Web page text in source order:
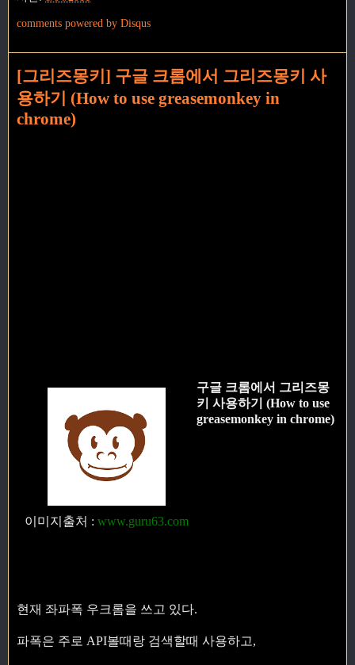
comments powered by Disqus
[그리즈몽키] 구글 크롬에서 그리즈몽키 사
용하기 (How to use greasemonkey in
chrome)
이미지출처 : www.guru63.com
구글 크롬에서 그리즈몽
키 사용하기 (How to use
greasemonkey in chrome)
현재 좌파폭 우크롬을 쓰고 있다.
파폭은 주로 API볼때랑 검색할때 사용하고,